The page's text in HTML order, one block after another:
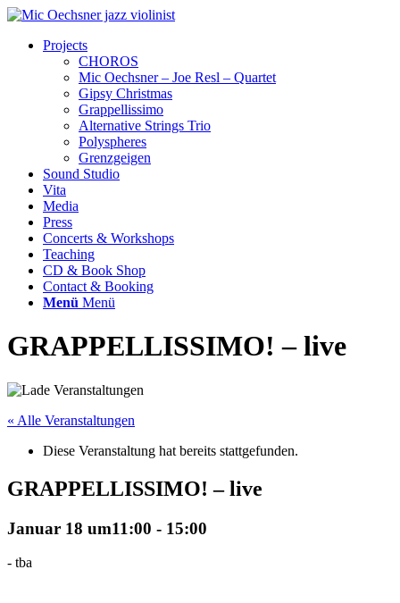
Projects
CHOROS
Mic Oechsner – Joe Resl – Quartet
Gipsy Christmas
Grappellissimo
Alternative Strings Trio
Polyspheres
Grenzgeigen
Sound Studio
Vita
Media
Press
Concerts & Workshops
Teaching
CD & Book Shop
Contact & Booking
Menü Menü
GRAPPELLISSIMO! – live
« Alle Veranstaltungen
Diese Veranstaltung hat bereits stattgefunden.
GRAPPELLISSIMO! – live
Januar 18 um11:00 - 15:00
- tba